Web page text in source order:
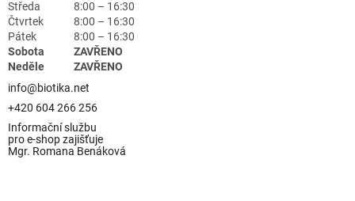
Středa
8:00 – 16:30
Čtvrtek
8:00 – 16:30
Pátek
8:00 – 16:30
Sobota
ZAVŘENO
Neděle
ZAVŘENO
info@biotika.net
+420 604 266 256
Informační službu
pro e-shop zajišťuje
Mgr. Romana Benáková